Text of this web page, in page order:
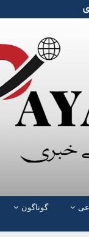
گوناگون